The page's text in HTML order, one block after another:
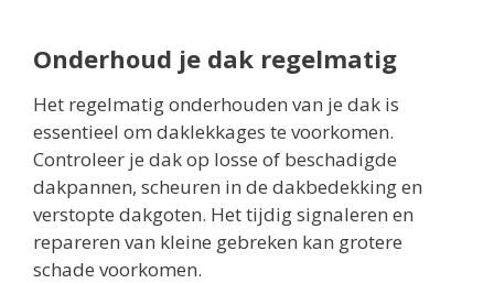
Onderhoud je dak regelmatig
Het regelmatig onderhouden van je dak is
essentieel om daklekkages te voorkomen.
Controleer je dak op losse of beschadigde
dakpannen, scheuren in de dakbedekking en
verstopte dakgoten. Het tijdig signaleren en
repareren van kleine gebreken kan grotere
schade voorkomen.